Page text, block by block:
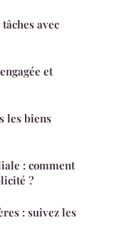
avec
et
les biens
: comment
?
: suivez les